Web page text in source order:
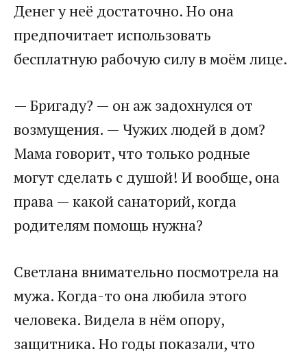
Денег у неё достаточно. Но она
предпочитает использовать
бесплатную рабочую силу в моём лице.
— Бригаду? — он аж задохнулся от
возмущения. — Чужих людей в дом?
Мама говорит, что только родные
могут сделать с душой! И вообще, она
права — какой санаторий, когда
родителям помощь нужна?
Светлана внимательно посмотрела на
мужа. Когда-то она любила этого
человека. Видела в нём опору,
защитника. Но годы показали, что